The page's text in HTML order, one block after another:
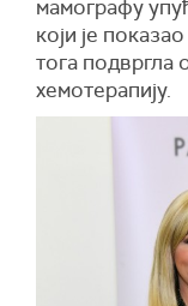
мамографу
који је
тога подвргла
хемотерапију.